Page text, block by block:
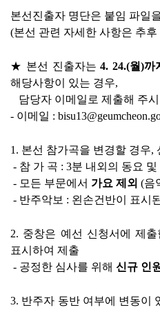
본선진출자 명단은 붙임 파일
(본선 관련 자세한 사항은 추후
★ 본선 진출자는 4. 24.(월)까
해당사항이 있는 경우,
담당자 이메일로 제출해 주
- 이메일 : bisu13
1. 본선 참가곡을 변경할 경우,
- 참 가 곡 : 3분 내외의 동요 및
- 모든 부문에서 가요 제외 (음
- 반주악보 : 왼손건반이 표시
2. 중창은 예선 신청서에 제출
표시하여 제출
- 공정한 심사를 위해 신규 인
3. 반주자 동반 여부에 변동이